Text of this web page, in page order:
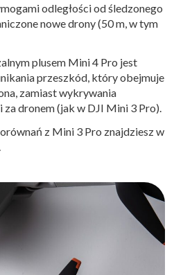
odległości od śledzonego
nowe drony (50 m, w tym
plusem Mini 4 Pro jest
przeszkód, który obejmuje
zamiast wykrywania
dronem (jak w DJI Mini 3 Pro).
z Mini 3 Pro znajdziesz w